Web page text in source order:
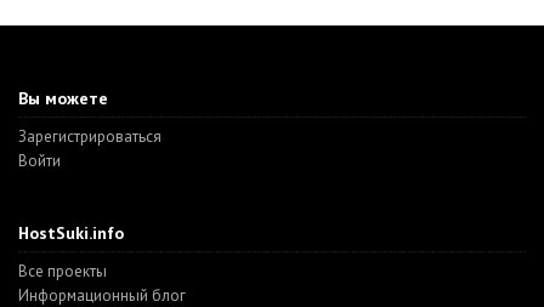
Вы можете
Зарегистрироваться
Войти
HostSuki.info
Все проекты
Информационный блог